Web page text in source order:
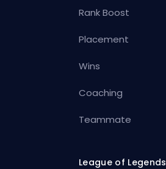
Rank Boost
Placement
Wins
Coaching
Teammate
League of Legends